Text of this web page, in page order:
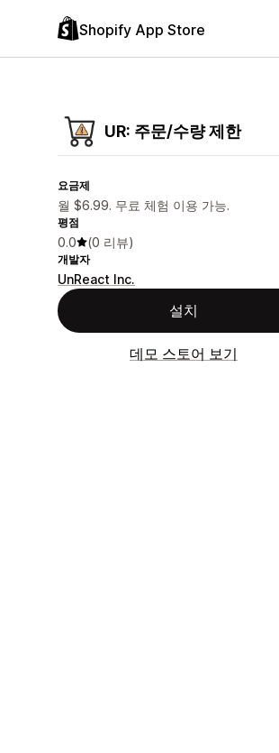
Shopify App Store
UR: 주문/수량 제한
요금제
월 $6.99. 무료 체험 이용 가능.
평점
0.0 (0 리뷰)
개발자
UnReact Inc.
설치
데모 스토어 보기